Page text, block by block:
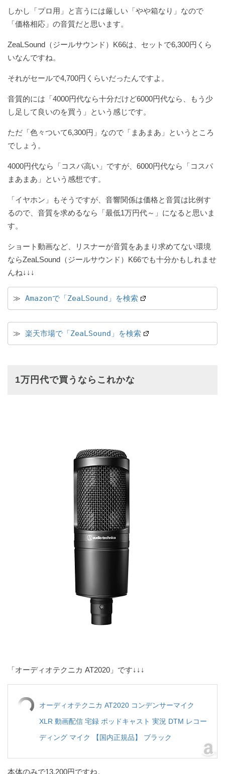
しかし「プロ用」と言うには厳しい「やや箱なり」なので
「価格相応」の音質だと思います。
ZeaLSound（ジールサウンド）K66は、セットで6,300円くら
いなんですね。
それがセールで4,700円くらいだったんですよ。
音質的には「4000円代なら十分だけど6000円代なら、もう少
し足して良いのを買う」という感じです。
ただ「色々ついて6,300円」なので「まあまあ」というところ
でしょう。
4000円代なら「コスパ高い」ですが、6000円代なら「コスパ
まあまあ」という感想です。
「イヤホン」もそうですが、音響関係は価格と音質は比例す
るので、音質を求めるなら「最低1万円代～」になると思いま
す。
ショート動画など、リスナーが音質をあまり求めてない環境
ならZeaLSound（ジールサウンド）K66でも十分かもしれませ
んね↓↓↓
≫ Amazonで「ZeaLSound」を検索
≫ 楽天市場で「ZeaLSound」を検索
1万円代で買うならこれかな
「オーディオテクニカ AT2020」です↓↓↓
オーディオテクニカ AT2020 コンデンサーマイク
XLR 動画配信 宅録 ポッドキャスト 実況 DTM レコー
ディング マイク 【国内正規品】 ブラック
本体のみで13,200円ですね。